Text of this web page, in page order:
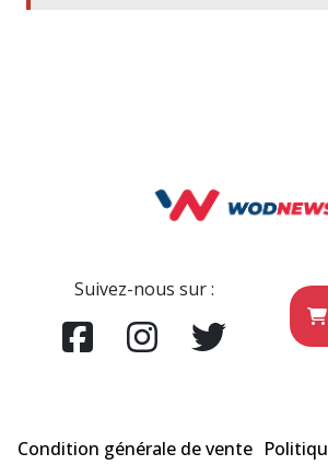
Suivez-nous sur :
Condition générale de vente